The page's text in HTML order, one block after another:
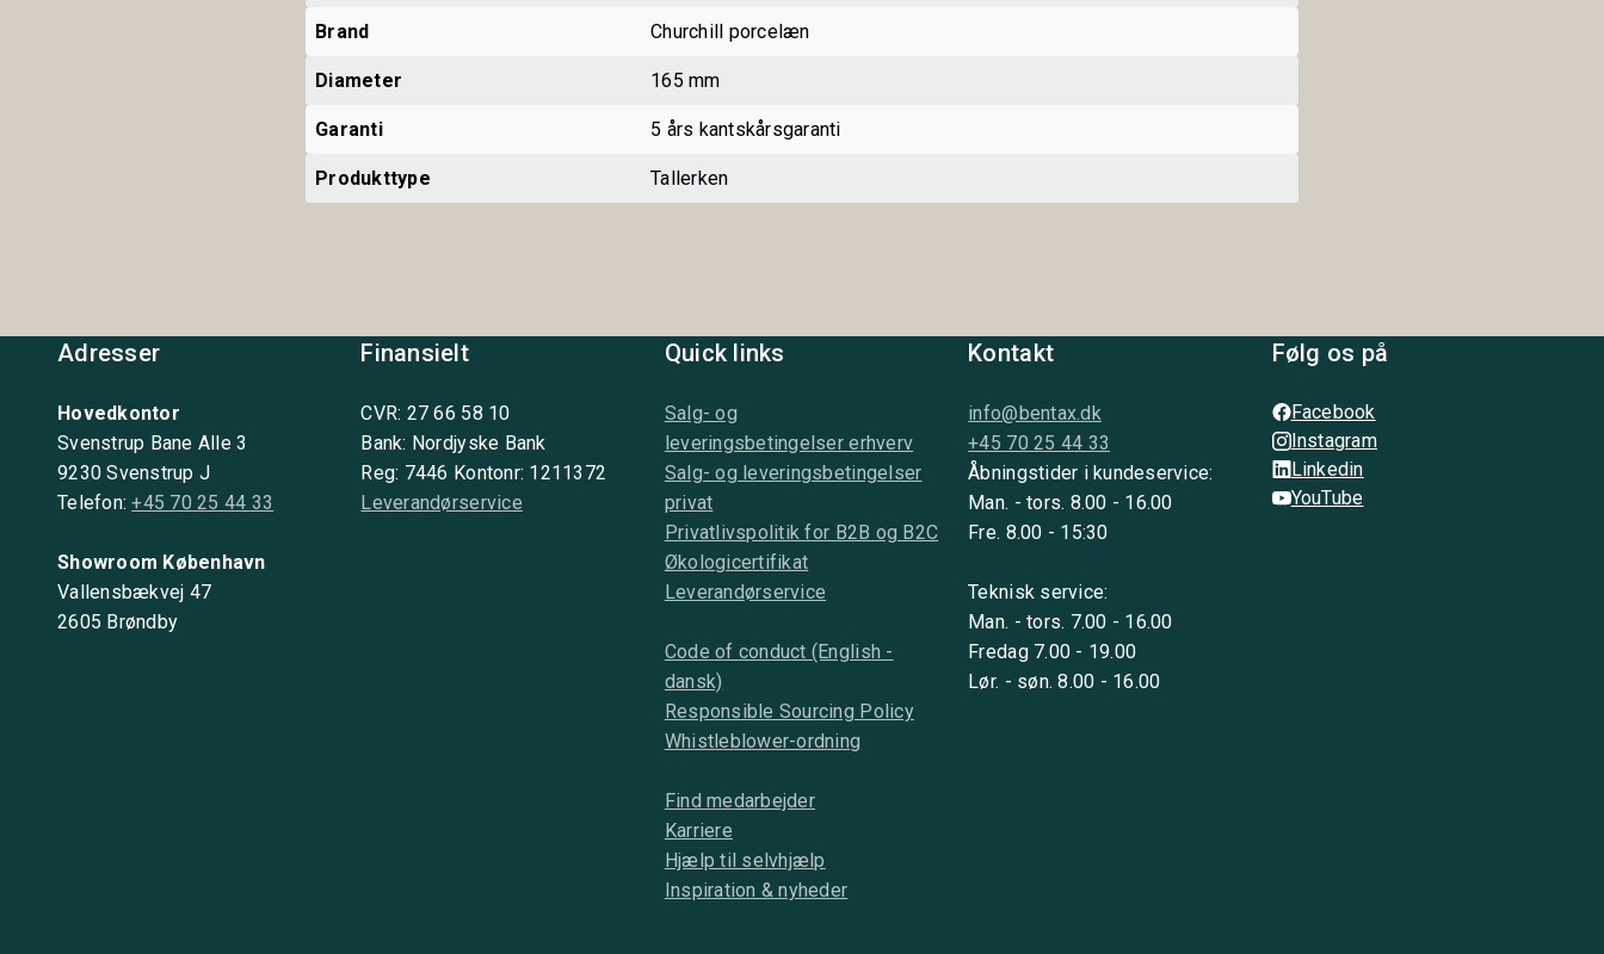
Brand Churchill porcelæn
Diameter 165 mm
Garanti 5 års kantskårsgaranti
Produkttype Tallerken
Adresser
Hovedkontor
Svenstrup Bane Alle 3
9230 Svenstrup J
Telefon:+45 70 25 44 33
Showroom København
Vallensbækvej 47
2605 Brøndby
Finansielt
CVR: 27 66 58 10
Bank: Nordjyske Bank
Reg: 7446 Kontonr: 1211372
Leverandørservice
Quick links
Salg- og
leveringsbetingelser erhverv
Salg- og leveringsbetingelser
privat
Privatlivspolitik for B2B og B2C
Økologicertifikat
Leverandørservice
Code of conduct (English -
dansk)
Responsible Sourcing Policy
Whistleblower-ordning
Find medarbejder
Karriere
Hjælp til selvhjælp
Inspiration & nyheder
Kontakt
info@bentax.dk
+45 70 25 44 33
Åbningstider i kundeservice:
Man. - tors. 8.00 - 16.00
Fre. 8.00 - 15:30
Teknisk service:
Man. - tors. 7.00 - 16.00
Fredag 7.00 - 19.00
Lør. - søn. 8.00 - 16.00
Følg os på
Facebook
Instagram
Linkedin
YouTube